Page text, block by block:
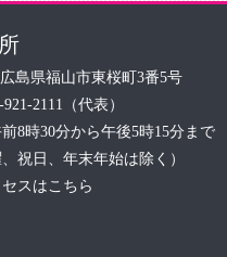
島県福山市東桜町3番5号
2111（代表）
8時30分から午後5時15分まで
、祝日、年末年始は除く）
スはこちら